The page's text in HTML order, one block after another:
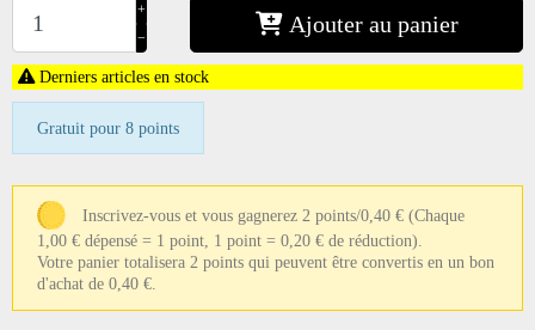
+
−
Ajouter au panier
Derniers articles en stock
Gratuit pour 8 points
Inscrivez-vous et vous gagnerez 2 points/0,40 € (Chaque
1,00 € dépensé = 1 point, 1 point = 0,20 € de réduction).
Votre panier totalisera 2 points qui peuvent être convertis en un bon
d'achat de 0,40 €.